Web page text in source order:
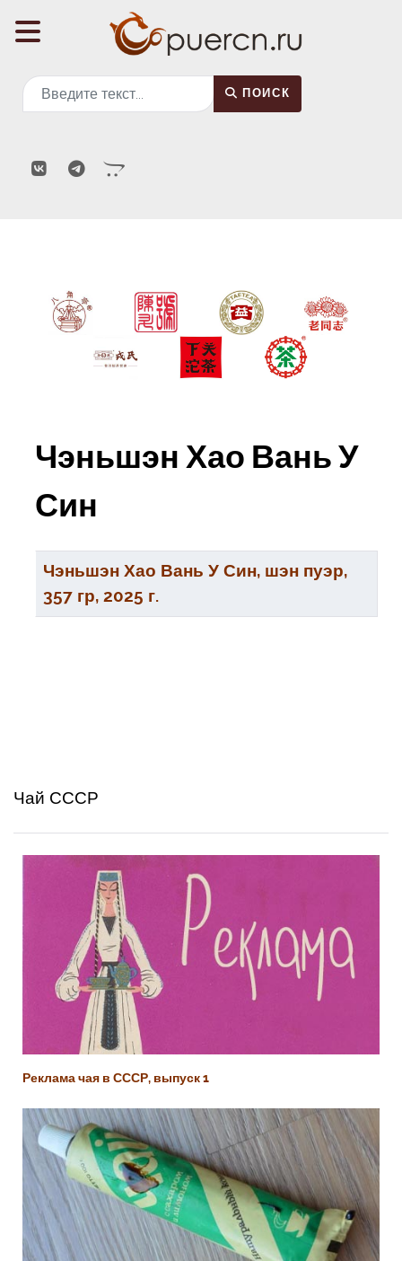
Поиск ПОИСК
Чэньшэн Хао Вань У
Син
Заголовок
Чэньшэн Хао Вань У Син, шэн пуэр,
357 гр, 2025 г.
Чай СССР
Реклама чая в СССР, выпуск 1